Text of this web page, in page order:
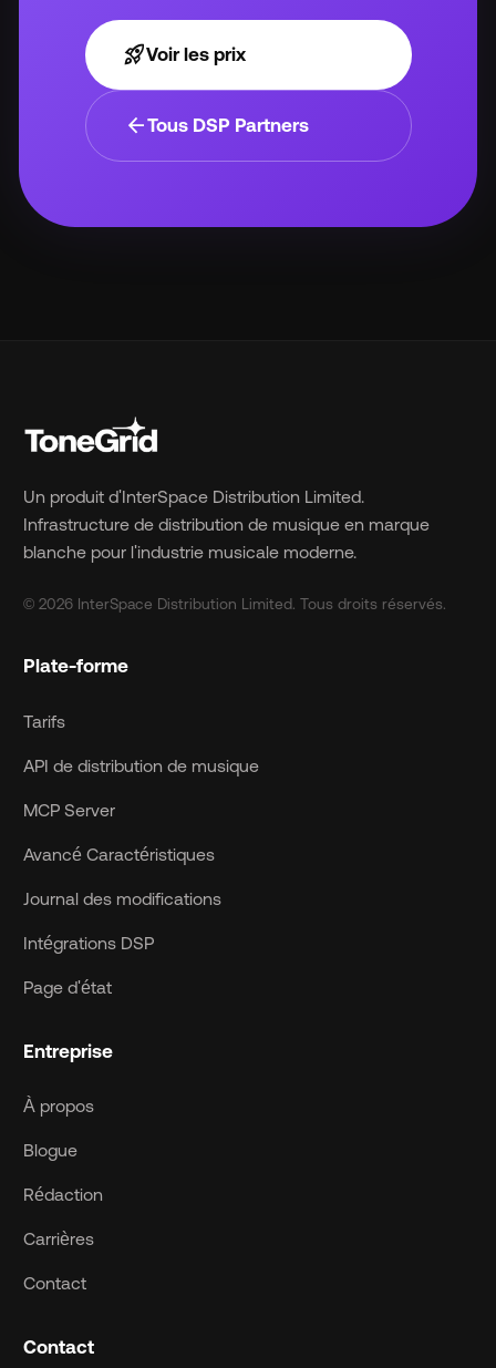
rocket_launchVoir les prix
arrow_backTous DSP Partners
Un produit d'InterSpace Distribution Limited.
Infrastructure de distribution de musique en marque
blanche pour l'industrie musicale moderne.
© 2026 InterSpace Distribution Limited. Tous droits réservés.
Plate-forme
Tarifs
API de distribution de musique
MCP Server
Avancé Caractéristiques
Journal des modifications
Intégrations DSP
Page d'état
Entreprise
À propos
Blogue
Rédaction
Carrières
Contact
Contact